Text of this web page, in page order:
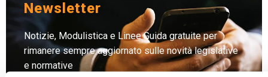
Newsletter
Notizie, Modulistica e Linee Guida gratuite per
rimanere sempre aggiornato sulle novità legislative
e normative